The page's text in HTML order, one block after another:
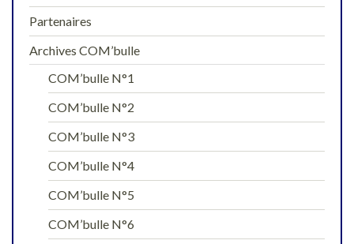
Partenaires
Archives COM’bulle
COM’bulle N°1
COM’bulle N°2
COM’bulle N°3
COM’bulle N°4
COM’bulle N°5
COM’bulle N°6